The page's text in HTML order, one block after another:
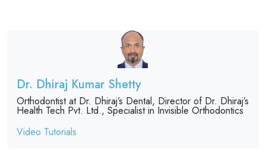
Dr. Dhiraj Kumar Shetty
Orthodontist at Dr. Dhiraj’s Dental, Director of Dr. Dhiraj’s
Health Tech Pvt. Ltd., Specialist in Invisible Orthodontics
Video Tutorials